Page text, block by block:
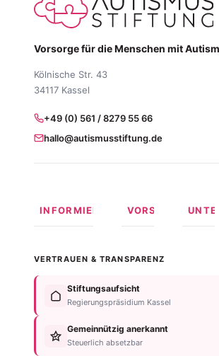
Vorsorge für die Menschen mit
Kölnische Str. 43
34117 Kassel
+49 (0) 561 / 8279 55 66
hallo@autismusstiftung.de
INFORMIEREN
Formen
Autismus
Anzeichen
Diagnose
VORSORGEN
Im
Testament
Nachlassplanung
Zustiftung
VERTRAUEN & TRANSPARENZ
Stiftungsaufsicht
Regierungspräsidium Kassel
Gemeinnützig anerkannt
Steuerlich absetzbar